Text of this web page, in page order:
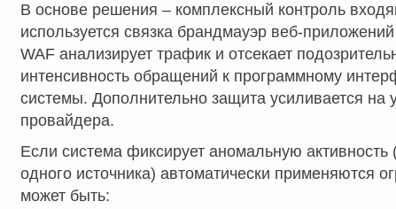
В основе решения – комплексный контроль
используется связка брандмауэр веб-
WAF анализирует трафик и отсекает
интенсивность обращений к программному
системы. Дополнительно защита усиливается на
провайдера.
Если система фиксирует аномальную
одного источника) автоматически применяются
может быть: